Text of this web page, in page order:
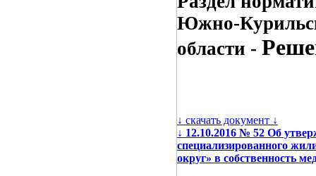
Южно-
области -
↓ скачать документ ↓
↓ 12.10.2016 № 52 Об
специализированного
округ» в собственность